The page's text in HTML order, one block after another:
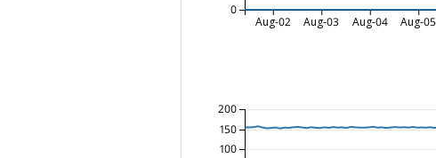
Aug-02 Aug-03 Aug-04 Aug-05
0
100
150
200